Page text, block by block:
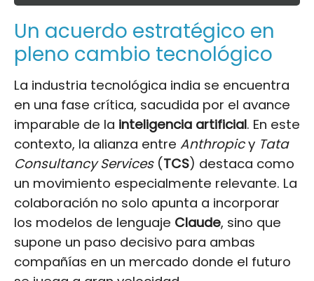
Un acuerdo estratégico en
pleno cambio tecnológico
La industria tecnológica india se encuentra
en una fase crítica, sacudida por el avance
imparable de la inteligencia artificial. En este
contexto, la alianza entre Anthropicy Tata
Consultancy Services(TCS) destaca como
un movimiento especialmente relevante. La
colaboración no solo apunta a incorporar
los modelos de lenguaje Claude, sino que
supone un paso decisivo para ambas
compañías en un mercado donde el futuro